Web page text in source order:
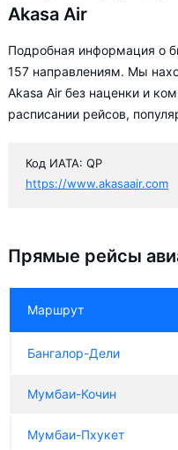
Akasa Air
Подробная информация о
157 направлениям. Мы
Akasa Air без наценки и
расписании рейсов,
Код ИАТА: QP
https://www.akasaair.com
Прямые рейсы
Маршрут
Бангалор-Дели
Мумбаи-Кочин
Мумбаи-Пхукет